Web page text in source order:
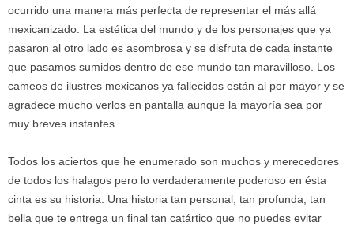
ocurrido una manera más perfecta de representar el más allá
mexicanizado. La estética del mundo y de los personajes que ya
pasaron al otro lado es asombrosa y se disfruta de cada instante
que pasamos sumidos dentro de ese mundo tan maravilloso. Los
cameos de ilustres mexicanos ya fallecidos están al por mayor y se
agradece mucho verlos en pantalla aunque la mayoría sea por
muy breves instantes.
Todos los aciertos que he enumerado son muchos y merecedores
de todos los halagos pero lo verdaderamente poderoso en ésta
cinta es su historia. Una historia tan personal, tan profunda, tan
bella que te entrega un final tan catártico que no puedes evitar